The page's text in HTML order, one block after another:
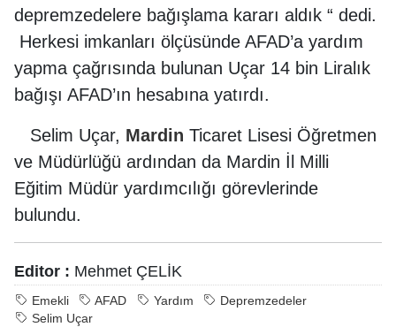
depremzedelere bağışlama kararı aldık “ dedi.
Herkesi imkanları ölçüsünde AFAD’a yardım
yapma çağrısında bulunan Uçar 14 bin Liralık
bağışı AFAD’ın hesabına yatırdı.
Selim Uçar, Mardin Ticaret Lisesi Öğretmen
ve Müdürlüğü ardından da Mardin İl Milli
Eğitim Müdür yardımcılığı görevlerinde
bulundu.
Editor : Mehmet ÇELİK
Emekli AFAD Yardım
Depremzedeler
Selim Uçar